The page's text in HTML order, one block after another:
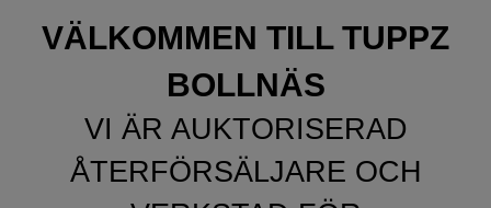
​VÄLKOMMEN TILL TUPPZ
BOLLNÄS
VI ÄR AUKTORISERAD
ÅTERFÖRSÄLJARE OCH